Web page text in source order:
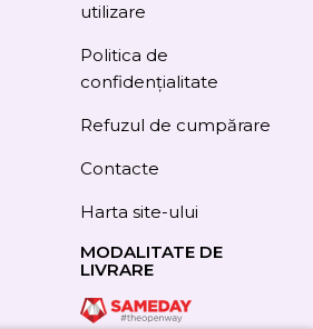
utilizare
Politica de
confidențialitate
Refuzul de cumpărare
Contacte
Harta site-ului
MODALITATE DE
LIVRARE